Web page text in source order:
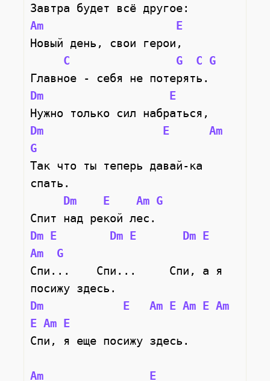
Завтра будет всё другое:
Am
E
Новый день, свои герои,
C
G C G
Главное - себя не потерять.
Dm
E
Нужно только сил набраться,
Dm
E
Am
G
Так что ты теперь давай-ка
спать.
Dm
E Am G
Спит над рекой лес.
Dm E Dm E Dm E
Am
G
Спи...    Спи...     Спи, а я
посижу здесь.
Dm
E Am E Am E Am
E Am E
Спи, я еще посижу здесь.
Am E